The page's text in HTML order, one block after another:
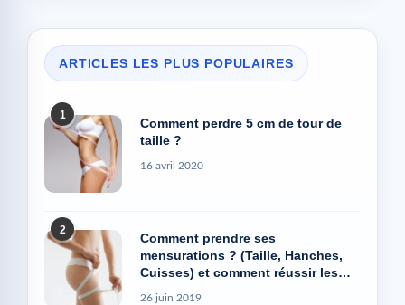
ARTICLES LES PLUS POPULAIRES
1
Comment perdre 5 cm de tour de
taille ?
16 avril 2020
2
Comment prendre ses
mensurations ? (Taille, Hanches,
Cuisses) et comment réussir les
26 juin 2019